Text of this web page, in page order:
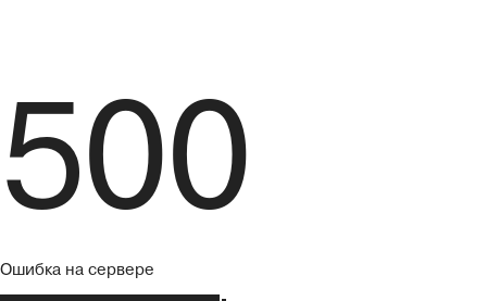
500
Ошибка на сервере